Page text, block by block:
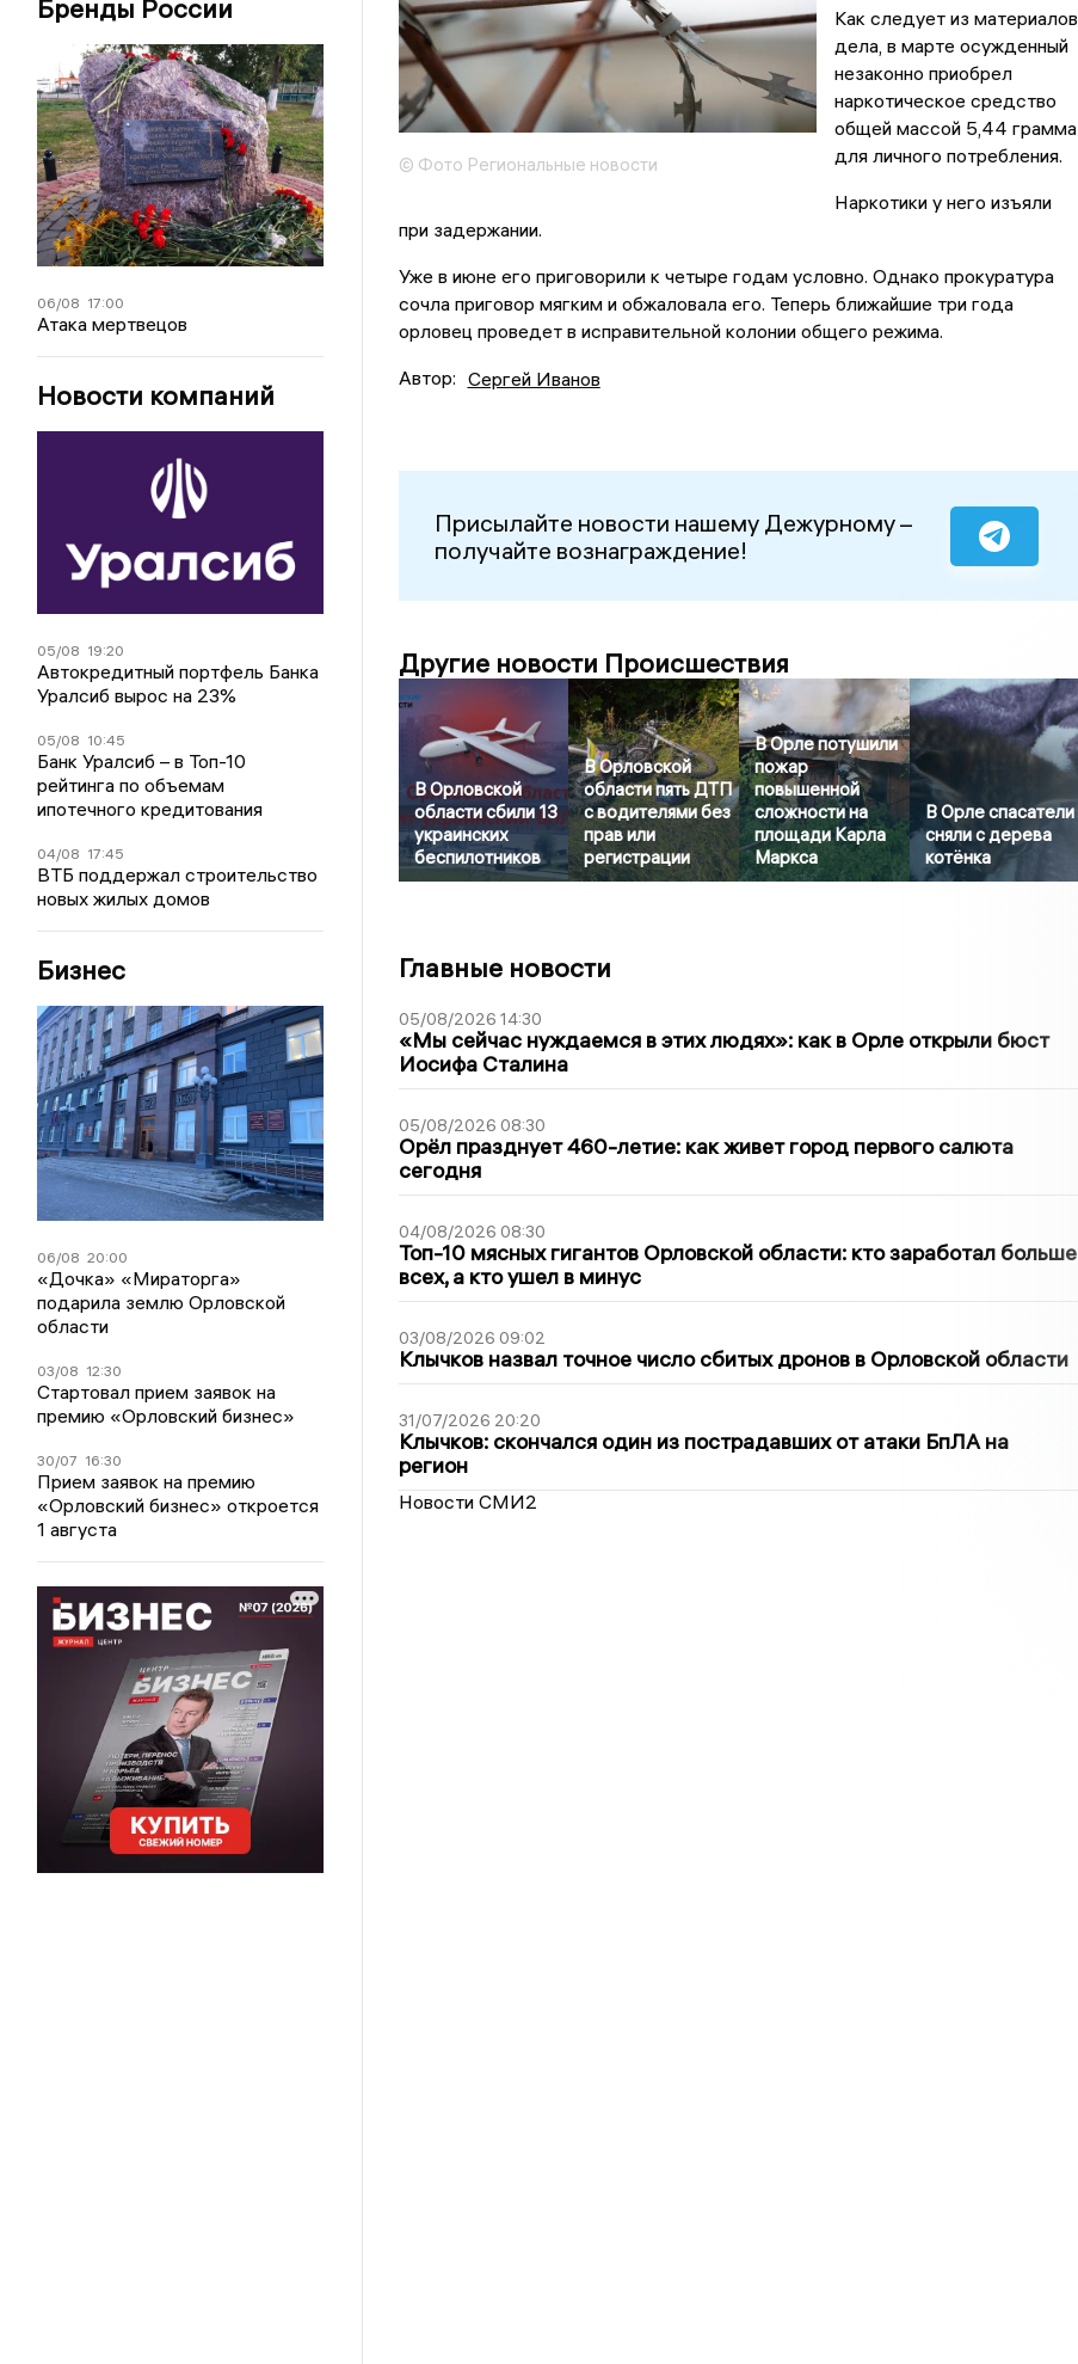
Бренды России
06/08 17:00
Атака мертвецов
Новости компаний
05/08 19:20
Автокредитный портфель Банка
Уралсиб вырос на 23%
05/08 10:45
Банк Уралсиб – в Топ-10
рейтинга по объемам
ипотечного кредитования
04/08 17:45
ВТБ поддержал строительство
новых жилых домов
Бизнес
06/08 20:00
«Дочка» «Мираторга»
подарила землю Орловской
области
03/08 12:30
Стартовал прием заявок на
премию «Орловский бизнес»
30/07 16:30
Прием заявок на премию
«Орловский бизнес» откроется
1 августа
© Фото Региональные новости
Как следует из материалов
дела, в марте осужденный
незаконно приобрел
наркотическое средство
общей массой 5,44 грамма
для личного потребления.
Наркотики у него изъяли
при задержании.
Уже в июне его приговорили к четыре годам условно. Однако прокуратура
сочла приговор мягким и обжаловала его. Теперь ближайшие три года
орловец проведет в исправительной колонии общего режима.
Автор: Сергей Иванов
Присылайте новости нашему Дежурному –
получайте вознаграждение!
Другие новости Происшествия
В Орловской
области сбили 13
украинских
беспилотников
В Орловской
области пять ДТП
с водителями без
прав или
регистрации
В Орле потушили
пожар
повышенной
сложности на
площади Карла
Маркса
В Орле спасатели
сняли с дерева
котёнка
Главные новости
05/08/2026 14:30
«Мы сейчас нуждаемся в этих людях»: как в Орле открыли бюст
Иосифа Сталина
05/08/2026 08:30
Орёл празднует 460-летие: как живет город первого салюта
сегодня
04/08/2026 08:30
Топ-10 мясных гигантов Орловской области: кто заработал больше
всех, а кто ушел в минус
03/08/2026 09:02
Клычков назвал точное число сбитых дронов в Орловской области
31/07/2026 20:20
Клычков: скончался один из пострадавших от атаки БпЛА на
регион
Новости СМИ2